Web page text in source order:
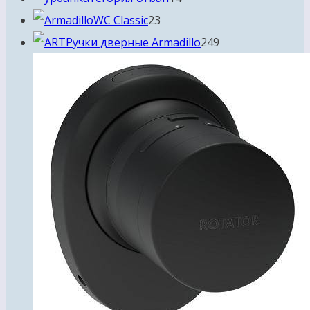
WC Classic23
товара
Ручки дверные Armadillo249